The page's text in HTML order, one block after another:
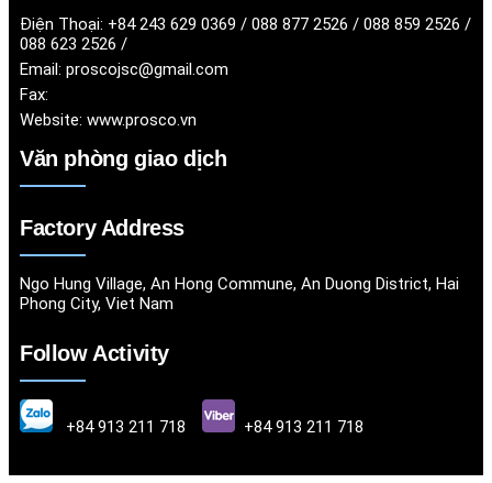
Điện Thoại: +84 243 629 0369 / 088 877 2526 / 088 859 2526 /
088 623 2526 /
Email: proscojsc@gmail.com
Fax:
Website: www.prosco.vn
Văn phòng giao dịch
Factory Address
Ngo Hung Village, An Hong Commune, An Duong District, Hai
Phong City, Viet Nam
Follow Activity
+84 913 211 718 +84 913 211 718